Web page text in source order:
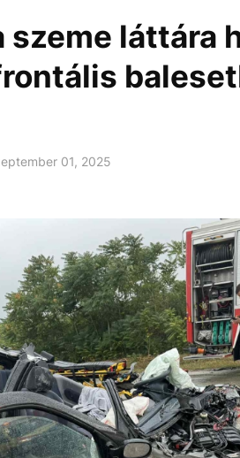
szeme láttára
01, 2025